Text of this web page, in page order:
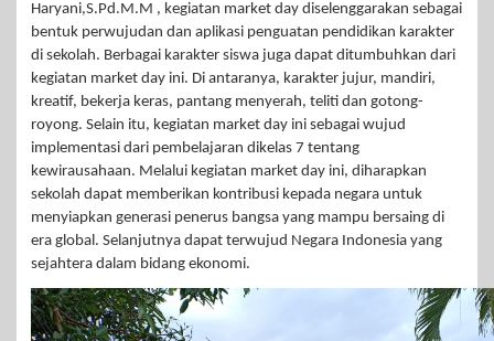
Haryani,S.Pd.M.M , kegiatan market day diselenggarakan sebagai
bentuk perwujudan dan aplikasi penguatan pendidikan karakter
di sekolah. Berbagai karakter siswa juga dapat ditumbuhkan dari
kegiatan market day ini. Di antaranya, karakter jujur, mandiri,
kreatif, bekerja keras, pantang menyerah, teliti dan gotong-
royong. Selain itu, kegiatan market day ini sebagai wujud
implementasi dari pembelajaran dikelas 7 tentang
kewirausahaan. Melalui kegiatan market day ini, diharapkan
sekolah dapat memberikan kontribusi kepada negara untuk
menyiapkan generasi penerus bangsa yang mampu bersaing di
era global. Selanjutnya dapat terwujud Negara Indonesia yang
sejahtera dalam bidang ekonomi.